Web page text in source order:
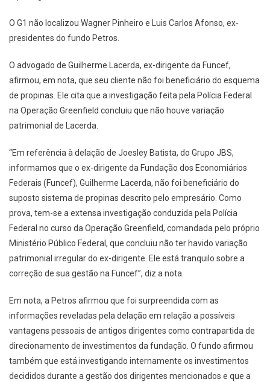
O G1 não localizou Wagner Pinheiro e Luis Carlos Afonso, ex-
presidentes do fundo Petros.
O advogado de Guilherme Lacerda, ex-dirigente da Funcef,
afirmou, em nota, que seu cliente não foi beneficiário do esquema
de propinas. Ele cita que a investigação feita pela Polícia Federal
na Operação Greenfield concluiu que não houve variação
patrimonial de Lacerda.
“Em referência à delação de Joesley Batista, do Grupo JBS,
informamos que o ex-dirigente da Fundação dos Economiários
Federais (Funcef), Guilherme Lacerda, não foi beneficiário do
suposto sistema de propinas descrito pelo empresário. Como
prova, tem-se a extensa investigação conduzida pela Polícia
Federal no curso da Operação Greenfield, comandada pelo próprio
Ministério Público Federal, que concluiu não ter havido variação
patrimonial irregular do ex-dirigente. Ele está tranquilo sobre a
correção de sua gestão na Funcef”, diz a nota.
Em nota, a Petros afirmou que foi surpreendida com as
informações reveladas pela delação em relação a possíveis
vantagens pessoais de antigos dirigentes como contrapartida de
direcionamento de investimentos da fundação. O fundo afirmou
também que está investigando internamente os investimentos
decididos durante a gestão dos dirigentes mencionados e que a